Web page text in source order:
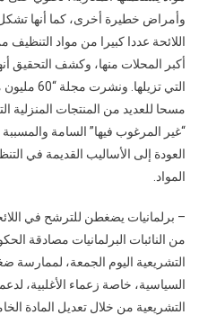
الجمعة
وأمراض خطيرة أخرى، كما أنها
اللائحة عددا كبيرا من مواد
أكبر المحلات منها، وكشف التحقيق
التي
مسحا للعديد من المنتجات المنزلية
“غير المرغوب فيها” السامة
العودة إلى الأساليب القديمة في
المواد.
– برلمانيات يضغطن للترشح في
من النائبات البرلمانيات مصادقة
التشريعية اليوم الجمعة، لممارسة
السياسية، خاصة زعماء الأغلبية،
التشريعية من خلال تعديل المادة